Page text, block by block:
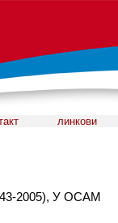
линкови
2005), У ОСАМ